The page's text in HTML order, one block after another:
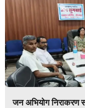
जन अभियोग निराकरण